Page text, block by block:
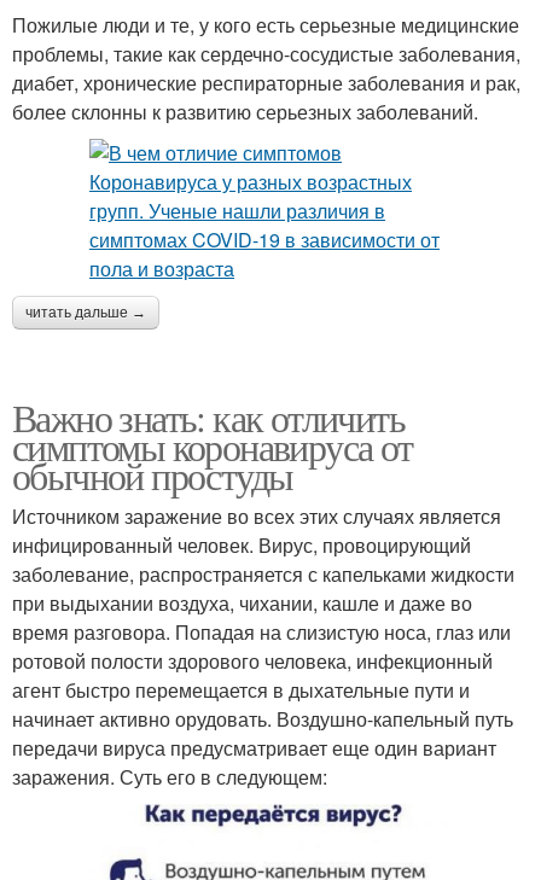
Пожилые люди и те, у кого есть серьезные медицинские
проблемы, такие как сердечно-сосудистые заболевания,
диабет, хронические респираторные заболевания и рак,
более склонны к развитию серьезных заболеваний.
читать дальше →
Важно знать: как отличить
симптомы коронавируса от
обычной простуды
Источником заражение во всех этих случаях является
инфицированный человек. Вирус, провоцирующий
заболевание, распространяется с капельками жидкости
при выдыхании воздуха, чихании, кашле и даже во
время разговора. Попадая на слизистую носа, глаз или
ротовой полости здорового человека, инфекционный
агент быстро перемещается в дыхательные пути и
начинает активно орудовать. Воздушно-капельный путь
передачи вируса предусматривает еще один вариант
заражения. Суть его в следующем: